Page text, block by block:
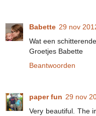
Babette 29 nov
Wat een
Groetjes Babette
Beantwoorden
paper fun 29 nov
Very beautiful. The